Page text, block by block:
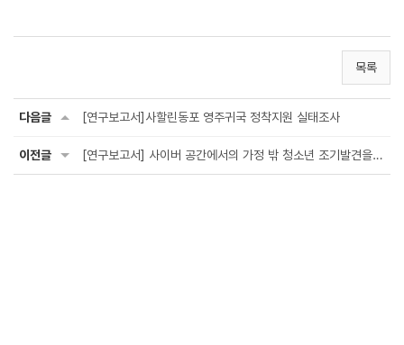
목록
다음글 [연구보고서]사할린동포 영주귀국 정착지원 실태조사
이전글 [연구보고서] 사이버 공간에서의 가정 밖 청소년 조기발견을 위한 매뉴얼 개발